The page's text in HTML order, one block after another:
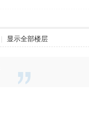
显示全部楼层